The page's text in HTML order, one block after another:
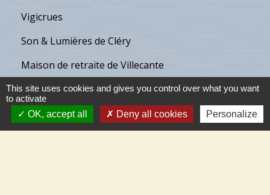
Vigicrues
Son & Lumières de Cléry
Maison de retraite de Villecante
Partenaires
This site uses cookies and gives you control over what you want
to activate
OK, accept all
Deny all cookies Personalize